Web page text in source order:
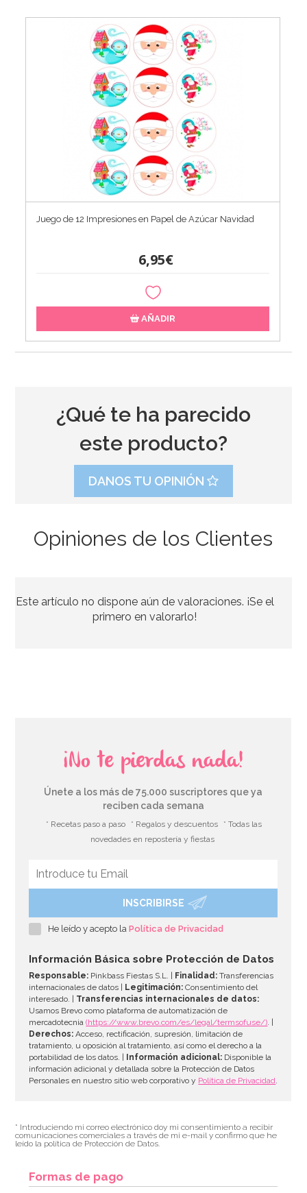
Juego de 12 Impresiones en Papel de Azúcar Navidad
6,95€
AÑADIR
11,95€
¿Qué te ha parecido
este producto?
DANOS TU OPINIÓN
Opiniones de los Clientes
Este artículo no dispone aún de valoraciones. ¡Se el
primero en valorarlo!
¡No te pierdas nada!
Únete a los más de 75.000 suscriptores que ya
reciben cada semana
* Recetas paso a paso * Regalos y descuentos
* Todas las
novedades en repostería y fiestas
INSCRIBIRSE
He leído y acepto laPolítica de Privacidad
Información Básica sobre Protección de Datos
Responsable: Pinkbass Fiestas S.L. | Finalidad: Transferencias
internacionales de datos |
Legitimación: Consentimiento del
interesado. | Transferencias internacionales de datos:
Usamos Brevo como plataforma de automatización de
mercadotecnia(https://www.brevo.com/es/legal/termsofuse/). |
Derechos: Acceso, rectificación, supresión, limitación de
tratamiento, u oposición al tratamiento, así como el derecho a la
portabilidad de los datos. |
Información adicional: Disponible la
información adicional y detallada sobre la Protección de Datos
Personales en nuestro sitio web corporativo y Política de Privacidad.
* Introduciendo mi correo electrónico doy mi consentimiento a recibir
comunicaciones comerciales a través de mi e-mail y confirmo que he
leído la política de Protección de Datos.
Formas de pago